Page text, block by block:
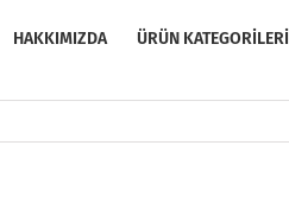
HAKKIMIZDA ÜRÜN KATEGORİLERİ